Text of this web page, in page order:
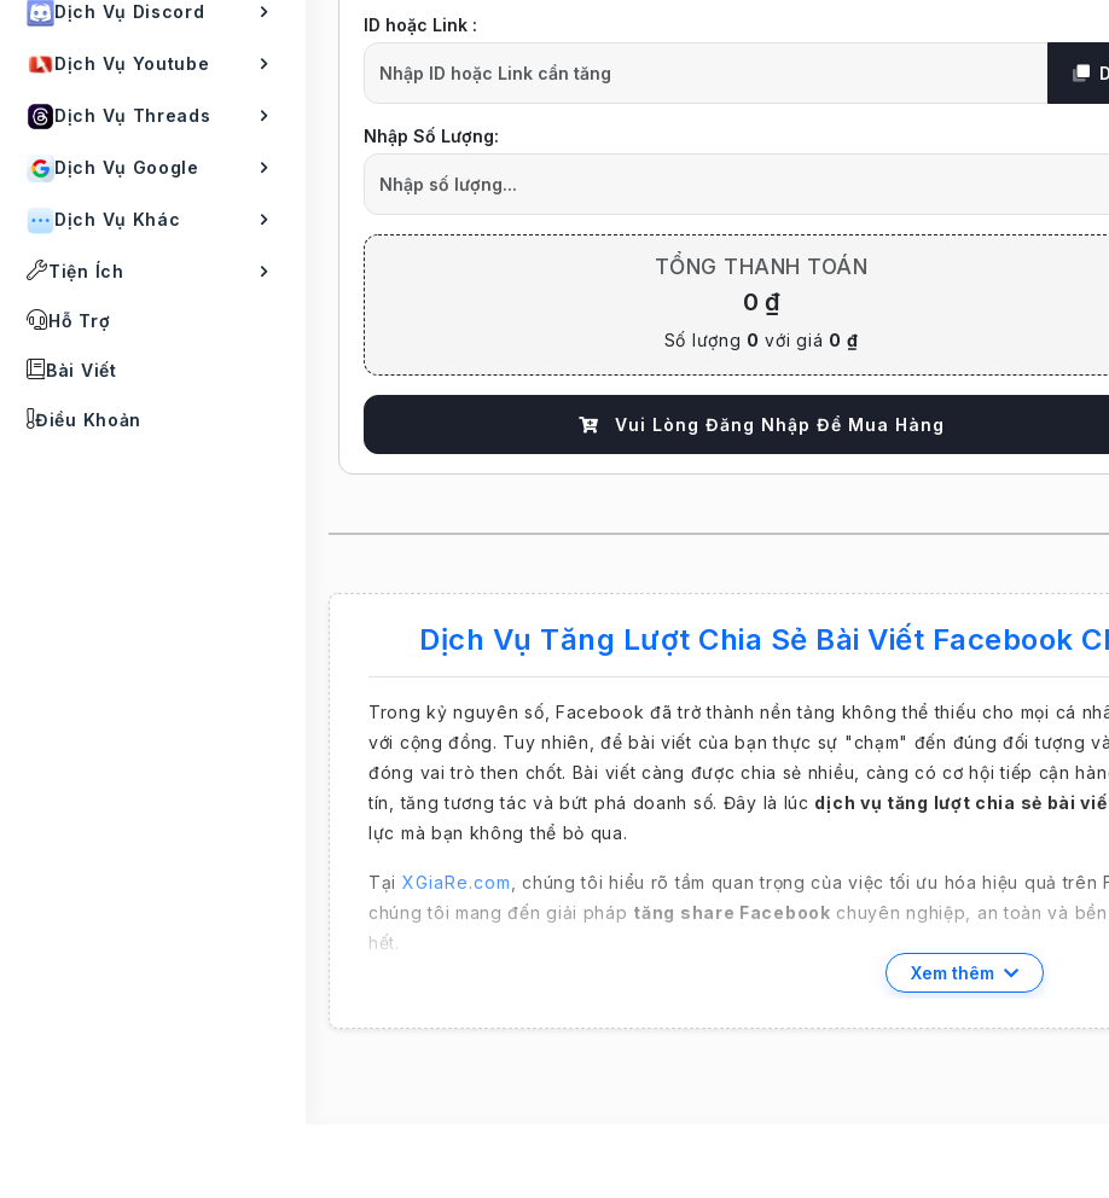
Dịch Vụ Discord
Dịch Vụ Youtube
Dịch Vụ Threads
Dịch Vụ Google
Dịch Vụ Khác
Tiện Ích
Hỗ Trợ
Bài Viết
Điều Khoản
ID hoặc Link :
Nhập Số Lượng:
TỔNG THANH TOÁN
0 ₫
Số lượng 0 với giá 0 ₫
Vui Lòng Đăng Nhập Để Mua Hàng
Dịch Vụ Tăng Lượt Chia Sẻ Bài Viết Facebook
Trong kỷ nguyên số, Facebook đã trở thành nền tảng không thể thiếu cho mọi cá
với cộng đồng. Tuy nhiên, để bài viết của bạn thực sự "chạm" đến đúng đối tượng
đóng vai trò then chốt. Bài viết càng được chia sẻ nhiều, càng có cơ hội tiếp cận
tín, tăng tương tác và bứt phá doanh số. Đây là lúc dịch vụ tăng lượt chia sẻ bài
lực mà bạn không thể bỏ qua.
Tại XGiaRe.com
, chúng tôi hiểu rõ tầm quan trọng của việc tối ưu hóa hiệu quả
chúng tôi mang đến giải pháp tăng share Facebook chuyên nghiệp, an toàn và
hết.
🚀 Dịch Vụ Tăng Lượt Chia Sẻ Bài Viết
& Doanh Số
Lượt chia sẻ (Share) trên Facebook không chỉ là một con số đơn thuần; nó là thước
Xem thêm